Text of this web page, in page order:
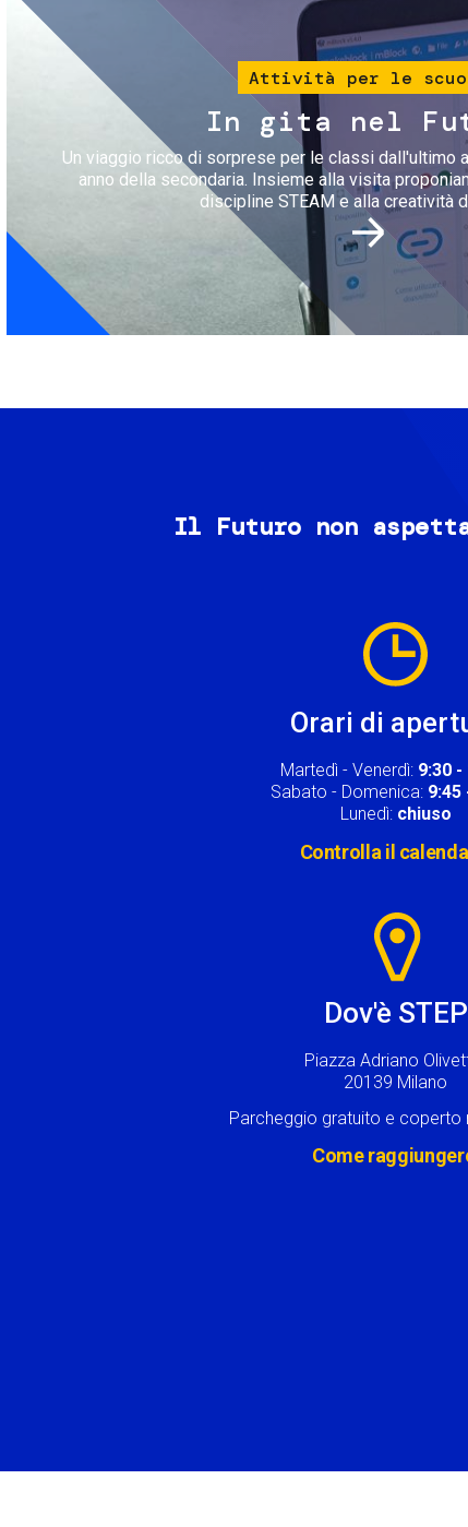
Attività per le
In gita nel
Un viaggio ricco di sorprese per le classi dall'ultimo
anno della secondaria. Insieme alla visita
discipline STEAM e alla creatività
Il Futuro non
Orari di
Martedì - Venerdì: 9:30 -
Sabato - Domenica: 9:45
Lunedì: chiuso
Controlla il
Dov'è STEP
Piazza Adriano
20139 Milano
Parcheggio gratuito e coperto
Come